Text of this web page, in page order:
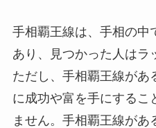
手相覇王線は、手相の中
あり、見つかった人はラ
ただし、手相覇王線があ
に成功や富を手にするこ
ません。手相覇王線が